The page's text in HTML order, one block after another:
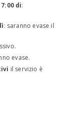
di:
: saranno evase il
evase.
il servizio è